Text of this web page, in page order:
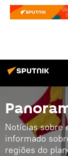
Notícias sobre
informado
regiões do